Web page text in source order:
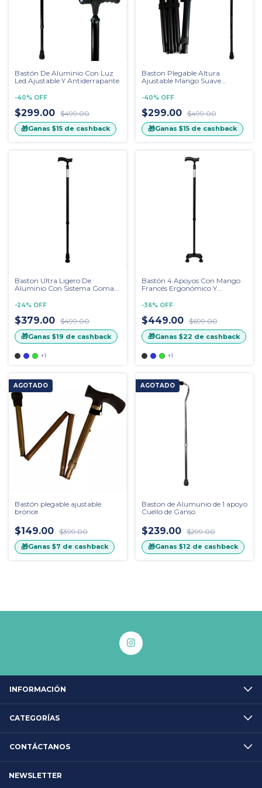
Bastón De Aluminio Con Luz
Led Ajustable Y Antiderrapante
-40% OFF
$299.00 $499.00
🎁Ganas $15 de cashback
Baston Plegable Altura
Ajustable Mango Suave
-40% OFF
$299.00 $499.00
🎁Ganas $15de cashback
Baston Ultra Ligero De
Aluminio Con Sistema Goma
-24% OFF
$379.00 $499.00
🎁Ganas $19 de cashback
+1
Bastón 4 Apoyos Con Mango
Francés Ergonómico Y
-36% OFF
$449.00 $699.00
🎁Ganas $22 de cashback
+1
AGOTADO
Bastón plegable ajustable
bronce
$149.00 $399.00
🎁Ganas $7 de cashback
AGOTADO
Baston de Alumunio de 1 apoyo
Cuello de Ganso
$239.00 $299.00
🎁Ganas $12 de cashback
INFORMACIÓN
CATEGORÍAS
CONTÁCTANOS
NEWSLETTER